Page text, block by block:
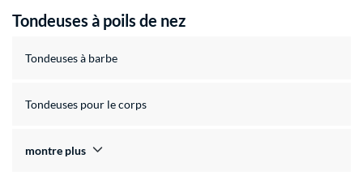
Tondeuses à poils de nez
Tondeuses à barbe
Tondeuses pour le corps
montre plus